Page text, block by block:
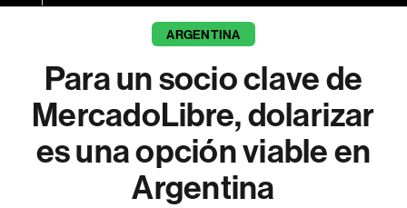
ARGENTINA
Para un socio clave de
MercadoLibre, dolarizar
es una opción viable en
Argentina